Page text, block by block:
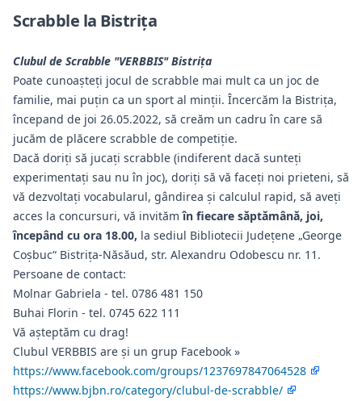
Scrabble la Bistriţa
Clubul de Scrabble "VERBBIS" Bistriţa
Poate cunoașteți jocul de scrabble mai mult ca un joc de
familie, mai puțin ca un sport al minții. Încercăm la Bistrița,
începand de joi 26.05.2022, să creăm un cadru în care să
jucăm de plăcere scrabble de competiție.
Dacă doriţi să jucaţi scrabble (indiferent dacă sunteţi
experimentaţi sau nu în joc), doriţi să vă faceţi noi prieteni, să
vă dezvoltaţi vocabularul, gândirea şi calculul rapid, să aveţi
acces la concursuri, vă invităm în fiecare săptămână, joi,
începând cu ora 18.00, la sediul Bibliotecii Judeţene „George
Coşbuc“ Bistriţa-Năsăud, str. Alexandru Odobescu nr. 11.
Persoane de contact:
Molnar Gabriela - tel. 0786 481 150
Buhai Florin - tel. 0745 622 111
Vă aşteptăm cu drag!
Clubul VERBBIS are și un grup Facebook »
https://www.facebook.com/groups/1237697847064528
https://www.bjbn.ro/category/clubul-de-scrabble/